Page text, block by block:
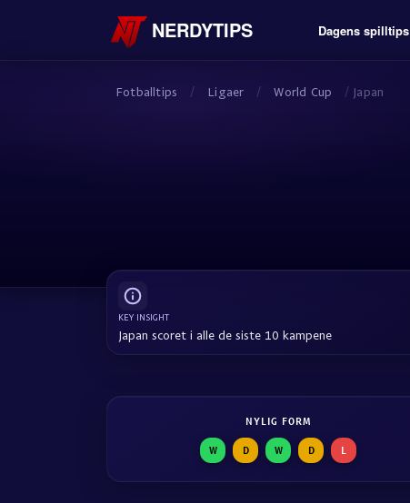
NERDYTIPS Dagens spilltips
Fotballtips / Ligaer / World Cup / Japan
KEY INSIGHT
Japan scoret i alle de siste 10 kampene
NYLIG FORM
W D W D L